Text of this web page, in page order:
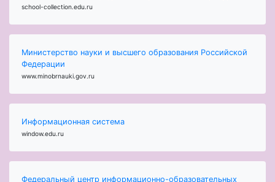
school-collection.edu.ru
Министерство науки и высшего образования Российской
Федерации
www.minobrnauki.gov.ru
Информационная система
window.edu.ru
Федеральный центр информационно-образовательных